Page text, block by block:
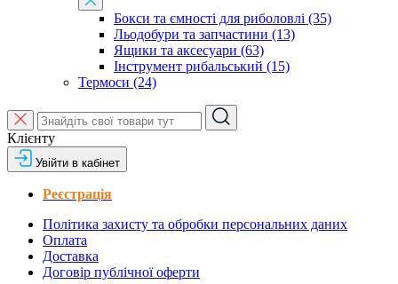
Бокси та ємності для риболовлі (35)
Льодобури та запчастини (13)
Ящики та аксесуари (63)
Інструмент рибальський (15)
Термоси (24)
Клієнту
Увійти в кабінет
Реєстрація
Політика захисту та обробки персональних даних
Оплата
Доставка
Договір публічної оферти